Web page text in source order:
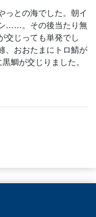
っとの海でした。朝イ
……。その後当たり無
交じっても単発でし
、おおたまにトロ鯖が
鯛が交じりました。